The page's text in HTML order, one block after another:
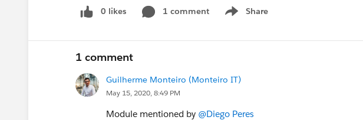
0 likes 1 comment Share
Show menu
1 comment
Guilherme Monteiro (Monteiro IT)
May 15, 2020, 8:49 PM
Module mentioned by @Diego Peres